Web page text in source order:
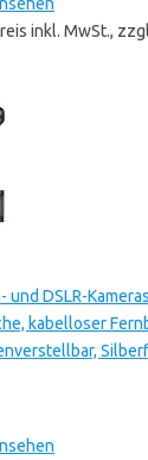
inkl. MwSt.,
DSLR-
kabelloser